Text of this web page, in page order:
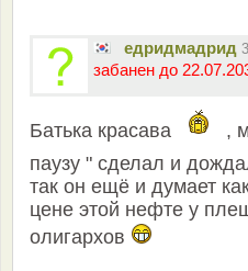
едридмадрид
забанен до
Батька красава
,
паузу " сделал и
так он ещё и думает
цене этой нефте у
олигархов